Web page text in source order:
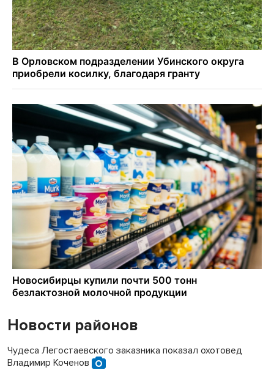
Новости районов
Чудеса Легостаевского заказника показал охотовед
Владимир Коченов